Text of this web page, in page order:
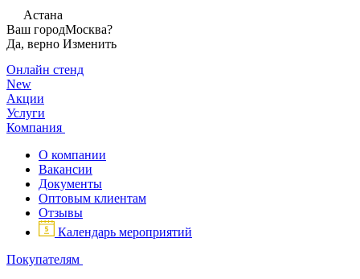
Астана
Ваш городМосква?
Да, верно Изменить
Онлайн стенд
New
Акции
Услуги
Компания
О компании
Вакансии
Документы
Оптовым клиентам
Отзывы
Календарь мероприятий
Покупателям